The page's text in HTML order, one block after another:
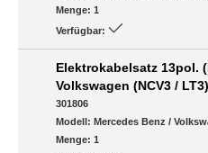
Menge: 1
Verfügbar:
Elektrokabelsatz 13pol.
Volkswagen (NCV3 /
301806
Modell: Mercedes Benz /
Menge: 1